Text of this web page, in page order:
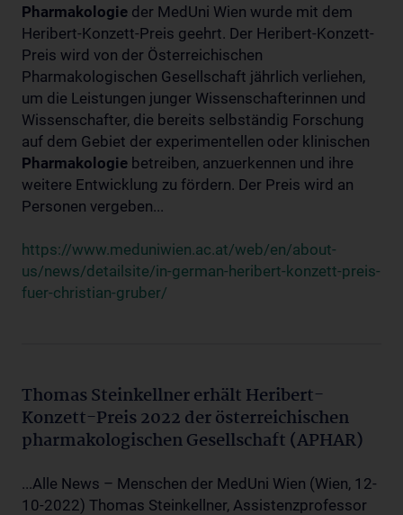
Pharmakologie der MedUni Wien wurde mit dem
Heribert-Konzett-Preis geehrt. Der Heribert-Konzett-
Preis wird von der Österreichischen
Pharmakologischen Gesellschaft jährlich verliehen,
um die Leistungen junger Wissenschafterinnen und
Wissenschafter, die bereits selbständig Forschung
auf dem Gebiet der experimentellen oder klinischen
Pharmakologie betreiben, anzuerkennen und ihre
weitere Entwicklung zu fördern. Der Preis wird an
Personen vergeben...
https://www.meduniwien.ac.at/web/en/about-
us/news/detailsite/in-german-heribert-konzett-preis-
fuer-christian-gruber/
Thomas Steinkellner erhält Heribert-
Konzett-Preis 2022 der österreichischen
pharmakologischen Gesellschaft (APHAR)
...Alle News – Menschen der MedUni Wien (Wien, 12-
10-2022) Thomas Steinkellner, Assistenzprofessor